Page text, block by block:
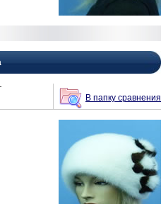
В папку сравнения